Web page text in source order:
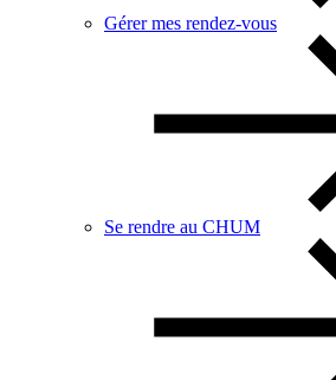
Gérer mes rendez-vous
Se rendre au CHUM